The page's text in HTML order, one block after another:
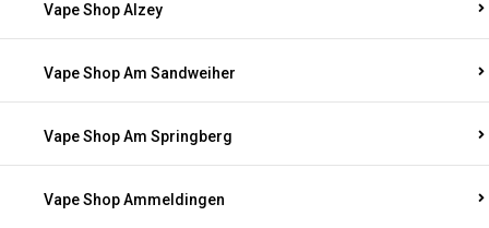
Vape Shop Alzey
Vape Shop Am Sandweiher
Vape Shop Am Springberg
Vape Shop Ammeldingen